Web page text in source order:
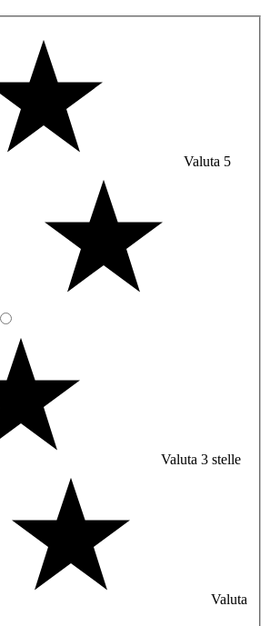
Valuta 5
Valuta 3 stelle
Valuta